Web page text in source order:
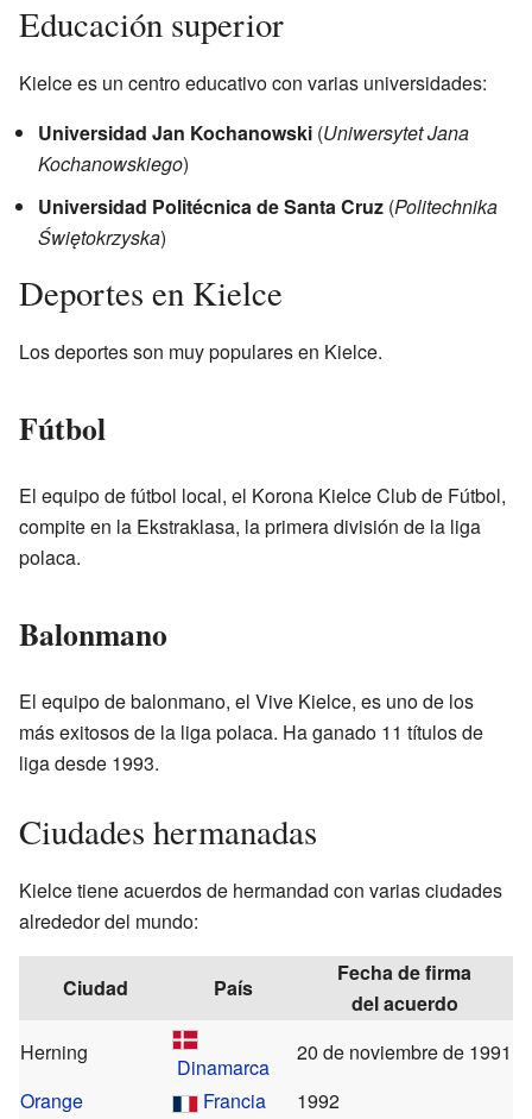
Educación superior
Kielce es un centro educativo con varias universidades:
Universidad Jan Kochanowski (Uniwersytet Jana
Kochanowskiego)
Universidad Politécnica de Santa Cruz (Politechnika
Świętokrzyska)
Deportes en Kielce
Los deportes son muy populares en Kielce.
Fútbol
El equipo de fútbol local, el Korona Kielce Club de Fútbol,
compite en la Ekstraklasa, la primera división de la liga
polaca.
Balonmano
El equipo de balonmano, el Vive Kielce, es uno de los
más exitosos de la liga polaca. Ha ganado 11 títulos de
liga desde 1993.
Ciudades hermanadas
Kielce tiene acuerdos de hermandad con varias ciudades
alrededor del mundo:
Ciudad País
Fecha de firma
del acuerdo
Herning
Dinamarca
20 de noviembre de 1991
Orange
Francia
1992